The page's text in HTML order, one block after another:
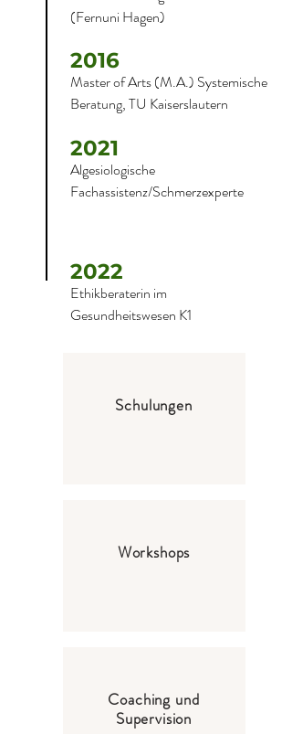
(Fernuni Hagen)
2016
Master of Arts (M.A.) Systemische
Beratung, TU Kaiserslautern
2021
Algesiologische
Fachassistenz/Schmerzexperte
2022
Ethikberaterin im
Gesundheitswesen K1
Schulungen
Workshops
Coaching und
Supervision